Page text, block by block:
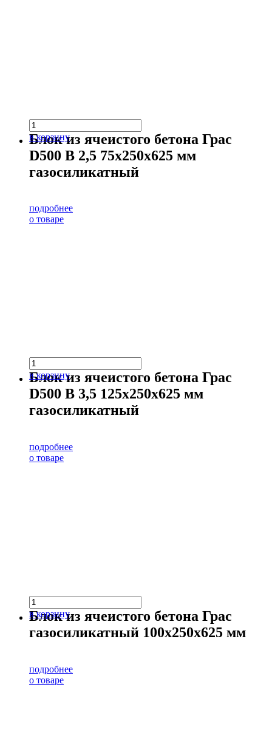
в корзину
Блок из ячеистого бетона Грас
D500 В 2,5 75х250х625 мм
газосиликатный
подробнее
о товаре
в корзину
Блок из ячеистого бетона Грас
D500 В 3,5 125х250х625 мм
газосиликатный
подробнее
о товаре
в корзину
Блок из ячеистого бетона Грас
газосиликатный 100х250х625 мм
подробнее
о товаре